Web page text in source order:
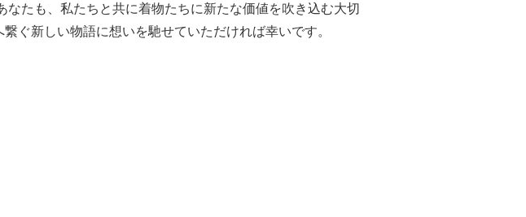
たも、私たちと共に着物たちに新たな価値を吹き込む大切
ぐ新しい物語に想いを馳せていただければ幸いです。